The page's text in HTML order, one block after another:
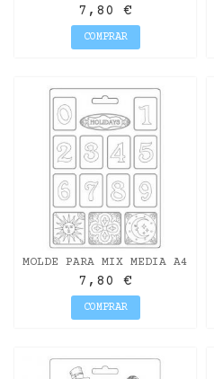
FANTASY WORLD
"ELEMENTOS" STAMPERIA
7,80 €
COMPRAR
MOLDE PARA MIX MEDIA A4
BLUE DREAM"NUMERI"
STAMPERIA
7,80 €
COMPRAR